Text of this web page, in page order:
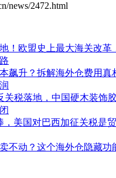
news/2472.html
！欧盟史上最大海关改革
飙升？拆解海外仓费用真
关税落地，中国硬木装饰
，美国对巴西加征关税是
不动？这个海外仓隐藏功